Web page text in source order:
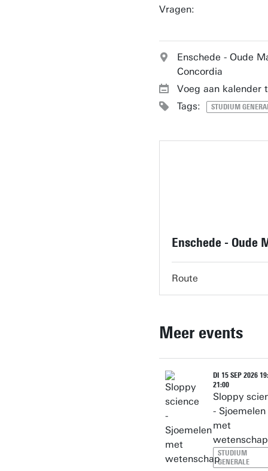
Vragen:
Enschede - Oude
Concordia
Voeg aan kalender
Tags:
STUDIUM
Enschede - Oude
Route
Meer events
DI 15 SEP 2026
21:00
Sloppy
- Sjoemelen
met
wetenschap
STUDIUM
GENERALE